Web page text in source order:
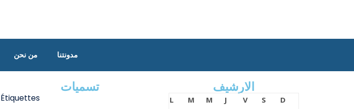
من نحن مدونتنا
تسميات
Étiquettes
الارشيف
L M M J V S D